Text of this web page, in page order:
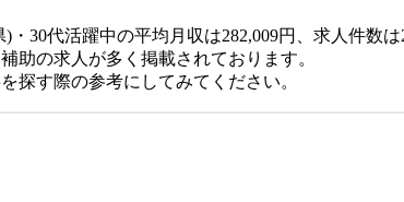
30代活躍中の平均月収は282,009円、求人件数
助の求人が多く掲載されております。
探す際の参考にしてみてください。